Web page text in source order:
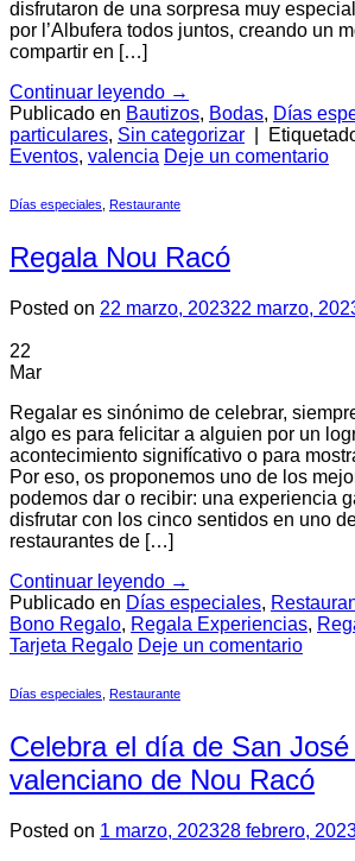
disfrutaron de una sorpresa muy
por l’Albufera todos juntos, creando un
compartir en […]
Continuar leyendo →
Publicado en Bautizos, Bodas, Días
particulares, Sin categorizar
Eventos, valencia Deje un comentario
Días especiales Restaurante
Regala Nou Racó
Posted on 22 marzo, 202322 marzo,
22
Mar
Regalar es sinónimo de celebrar,
algo es para felicitar a alguien por un
acontecimiento signifícativo o para
Por eso, os proponemos uno de los
podemos dar o recibir: una experiencia
disfrutar con los cinco sentidos en uno
restaurantes de […]
Continuar leyendo →
Publicado en Días especiales,
Bono Regalo, Regala Experiencias,
Tarjeta Regalo Deje un comentario
Días especiales Restaurante
Celebra el día de San
valenciano de Nou Racó
Posted on 1 marzo, 202328 febrero,